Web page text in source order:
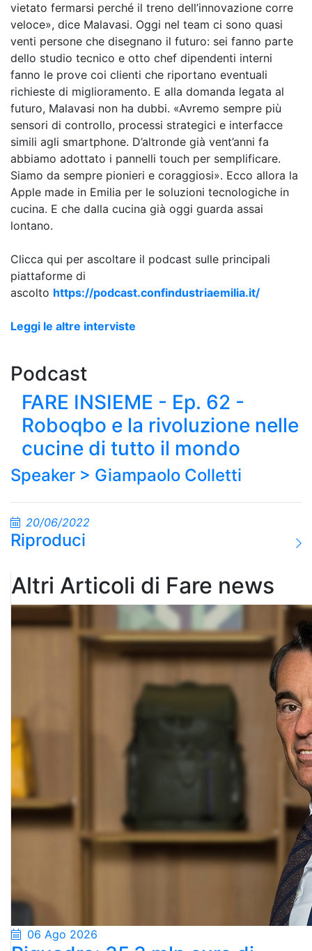
vietato fermarsi perché il treno dell’innovazione corre
veloce», dice Malavasi. Oggi nel team ci sono quasi
venti persone che disegnano il futuro: sei fanno parte
dello studio tecnico e otto chef dipendenti interni
fanno le prove coi clienti che riportano eventuali
richieste di miglioramento. E alla domanda legata al
futuro, Malavasi non ha dubbi. «Avremo sempre più
sensori di controllo, processi strategici e interfacce
simili agli smartphone. D’altronde già vent’anni fa
abbiamo adottato i pannelli touch per semplificare.
Siamo da sempre pionieri e coraggiosi». Ecco allora la
Apple made in Emilia per le soluzioni tecnologiche in
cucina. E che dalla cucina già oggi guarda assai
lontano.
Clicca qui per ascoltare il podcast sulle principali
piattaforme di
ascolto https://podcast.confindustriaemilia.it/
Leggi le altre interviste
Podcast
FARE INSIEME - Ep. 62 -
Roboqbo e la rivoluzione nelle
cucine di tutto il mondo
Speaker > Giampaolo Colletti
20/06/2022
Riproduci
Altri Articoli di Fare news
06 Ago 2026